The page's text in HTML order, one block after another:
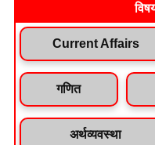
Current Affairs
गणित
अर्थव्यवस्था